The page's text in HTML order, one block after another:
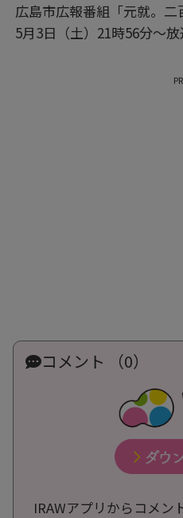
広島市広報番組「元就。二
5月3日（土）21時56分〜放
PR
コメント （0）
IRAWアプリからコメン